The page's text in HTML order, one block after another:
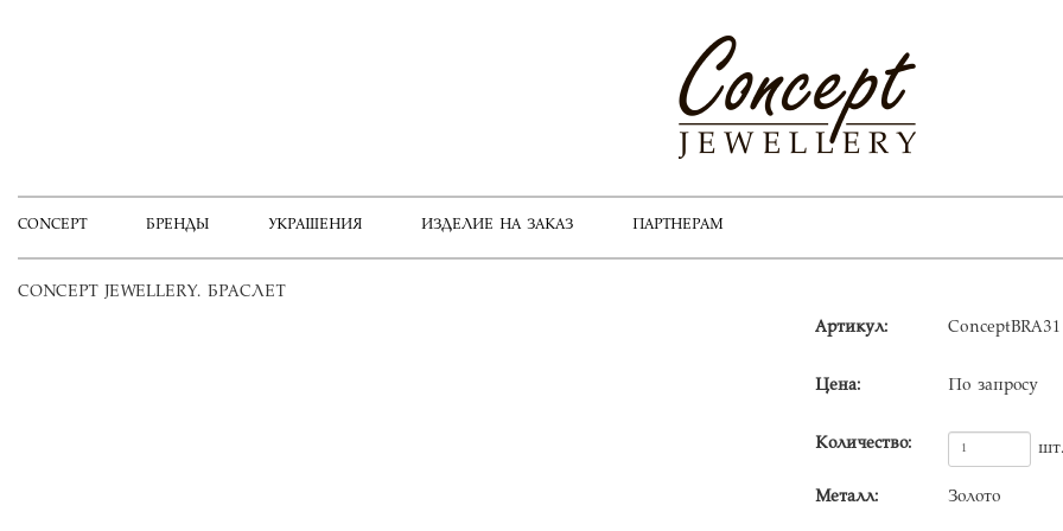
CONCEPT БРЕНДЫ УКРАШЕНИЯ ИЗДЕЛИЕ НА ЗАКАЗ ПАРТНЕРАМ
CONCEPT JEWELLERY. БРАСЛЕТ
Артикул: ConceptBRA31
Цена: По запросу
Количество: шт.
Металл: Золото